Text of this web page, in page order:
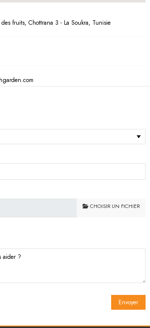
fruits, Chottrana 3 - La Soukra, Tunisie
CHOISIR UN FICHIER